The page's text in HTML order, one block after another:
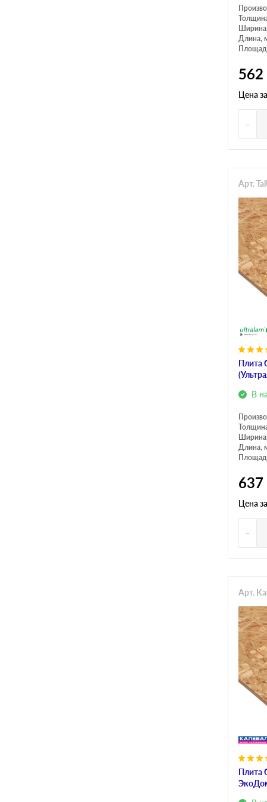
Длина,
562
Цена за
-
Плита
В
Арт.
Длина,
637
Цена за
-
Плита
Арт.